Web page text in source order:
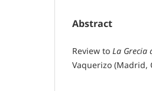
Abstract
Review to La Grecia
Vaquerizo (Madrid,